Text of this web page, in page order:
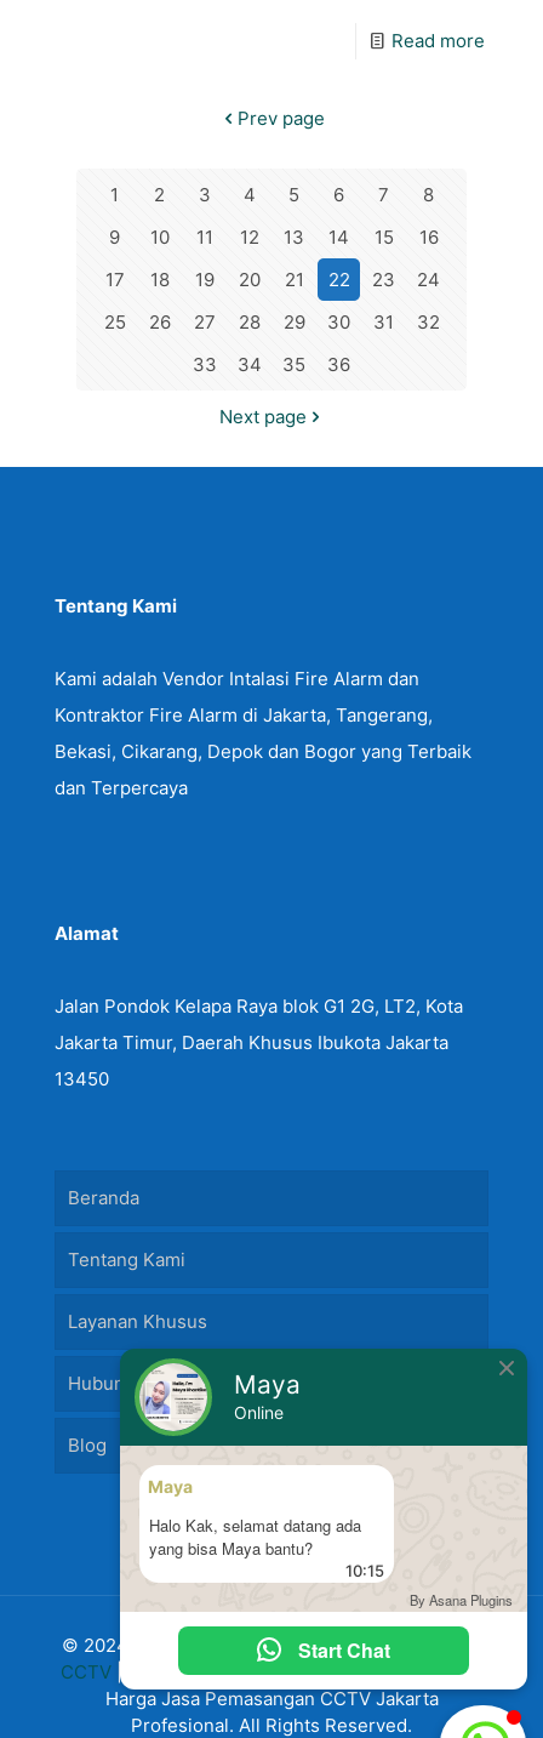
Read more
Prev page
1 2 3 4 5 6 7
8
9
10 11 12 13 14 15
16
17
18 19 20 21 22 23
24
25
26 27 28 29 30 31
32
33
34 35 36
Next page
Tentang Kami
Kami adalah Vendor Intalasi Fire Alarm dan
Kontraktor Fire Alarm di Jakarta, Tangerang,
Bekasi, Cikarang, Depok dan Bogor yang Terbaik
dan Terpercaya
Alamat
Jalan Pondok Kelapa Raya blok G1 2G, LT2, Kota
Jakarta Timur, Daerah Khusus Ibukota Jakarta
13450
Beranda
Tentang Kami
Layanan Khusus
Hubungi Kami
Blog
© 2024 Jasa Pasang Fire Alarm danJasa Pasang
CCTV| Harga Pasang CCTVMurah Terbaru 2024
Harga Jasa Pemasangan CCTV Jakarta
Profesional. All Rights Reserved.
Maya
Online
Maya
Halo Kak, selamat datang ada
yang bisa Maya bantu?
10:15
By Asana Plugins
Start Chat